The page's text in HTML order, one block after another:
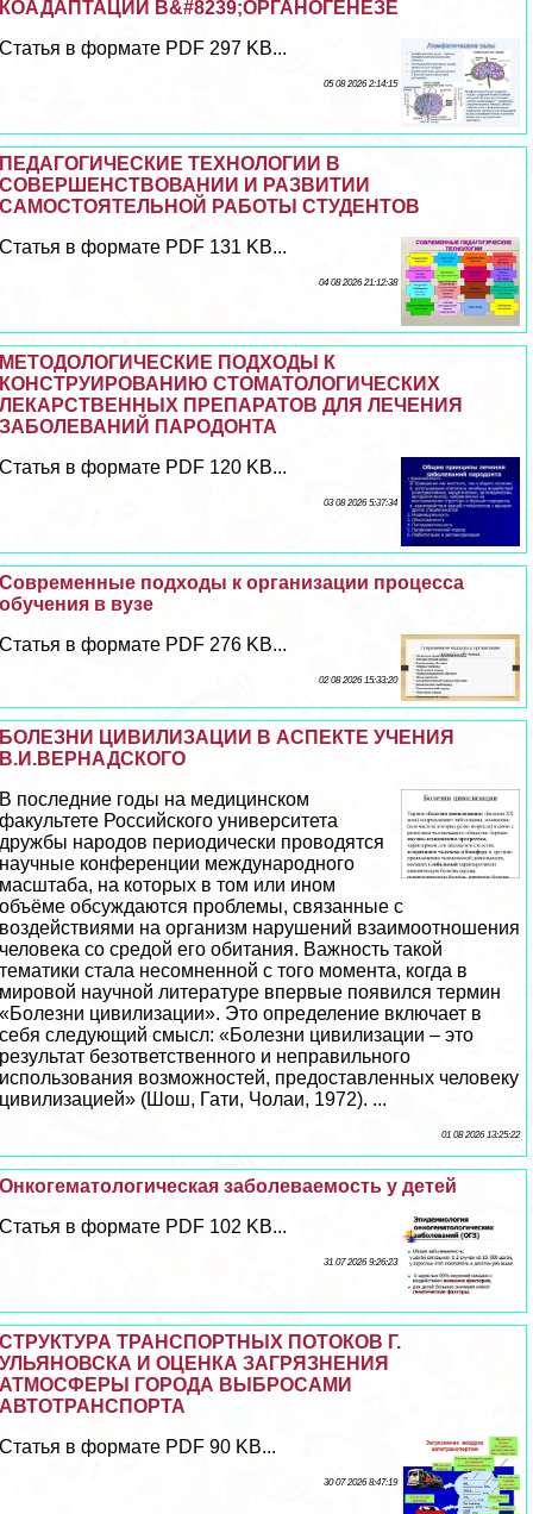
КОАДАПТАЦИИ В&#8239;ОРГАНОГЕНЕЗЕ
Статья в формате PDF 297 KB...
05 08 2026 2:14:15
ПЕДАГОГИЧЕСКИЕ ТЕХНОЛОГИИ В
СОВЕРШЕНСТВОВАНИИ И РАЗВИТИИ
САМОСТОЯТЕЛЬНОЙ РАБОТЫ СТУДЕНТОВ
Статья в формате PDF 131 KB...
04 08 2026 21:12:38
МЕТОДОЛОГИЧЕСКИЕ ПОДХОДЫ К
КОНСТРУИРОВАНИЮ СТОМАТОЛОГИЧЕСКИХ
ЛЕКАРСТВЕННЫХ ПРЕПАРАТОВ ДЛЯ ЛЕЧЕНИЯ
ЗАБОЛЕВАНИЙ ПАРОДОНТА
Статья в формате PDF 120 KB...
03 08 2026 5:37:34
Современные подходы к организации процесса
обучения в вузе
Статья в формате PDF 276 KB...
02 08 2026 15:33:20
БОЛЕЗНИ ЦИВИЛИЗАЦИИ В АСПЕКТЕ УЧЕНИЯ
В.И.ВЕРНАДСКОГО
В последние годы на медицинском
факультете Российского университета
дружбы народов периодически проводятся
научные конференции международного
масштаба, на которых в том или ином
объёме обсуждаются проблемы, связанные с
воздействиями на организм нарушений взаимоотношения
человека со средой его обитания. Важность такой
тематики стала несомненной с того момента, когда в
мировой научной литературе впервые появился термин
«Болезни цивилизации». Это определение включает в
себя следующий смысл: «Болезни цивилизации – это
результат безответственного и неправильного
использования возможностей, предоставленных человеку
цивилизацией» (Шош, Гати, Чолаи, 1972). ...
01 08 2026 13:25:22
Онкогематологическая заболеваемость у детей
Статья в формате PDF 102 KB...
31 07 2026 9:26:23
СТРУКТУРА ТРАНСПОРТНЫХ ПОТОКОВ Г.
УЛЬЯНОВСКА И ОЦЕНКА ЗАГРЯЗНЕНИЯ
АТМОСФЕРЫ ГОРОДА ВЫБРОСАМИ
АВТОТРАНСПОРТА
Статья в формате PDF 90 KB...
30 07 2026 8:47:19